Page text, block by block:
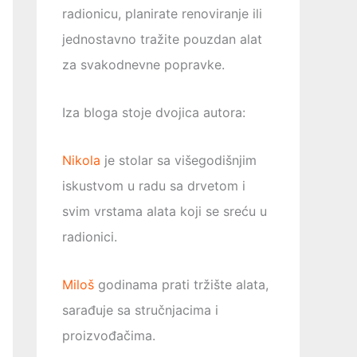
radionicu, planirate renoviranje ili
jednostavno tražite pouzdan alat
za svakodnevne popravke.
Iza bloga stoje dvojica autora:
Nikola je stolar sa višegodišnjim
iskustvom u radu sa drvetom i
svim vrstama alata koji se sreću u
radionici.
Miloš godinama prati tržište alata,
sarađuje sa stručnjacima i
proizvođačima.